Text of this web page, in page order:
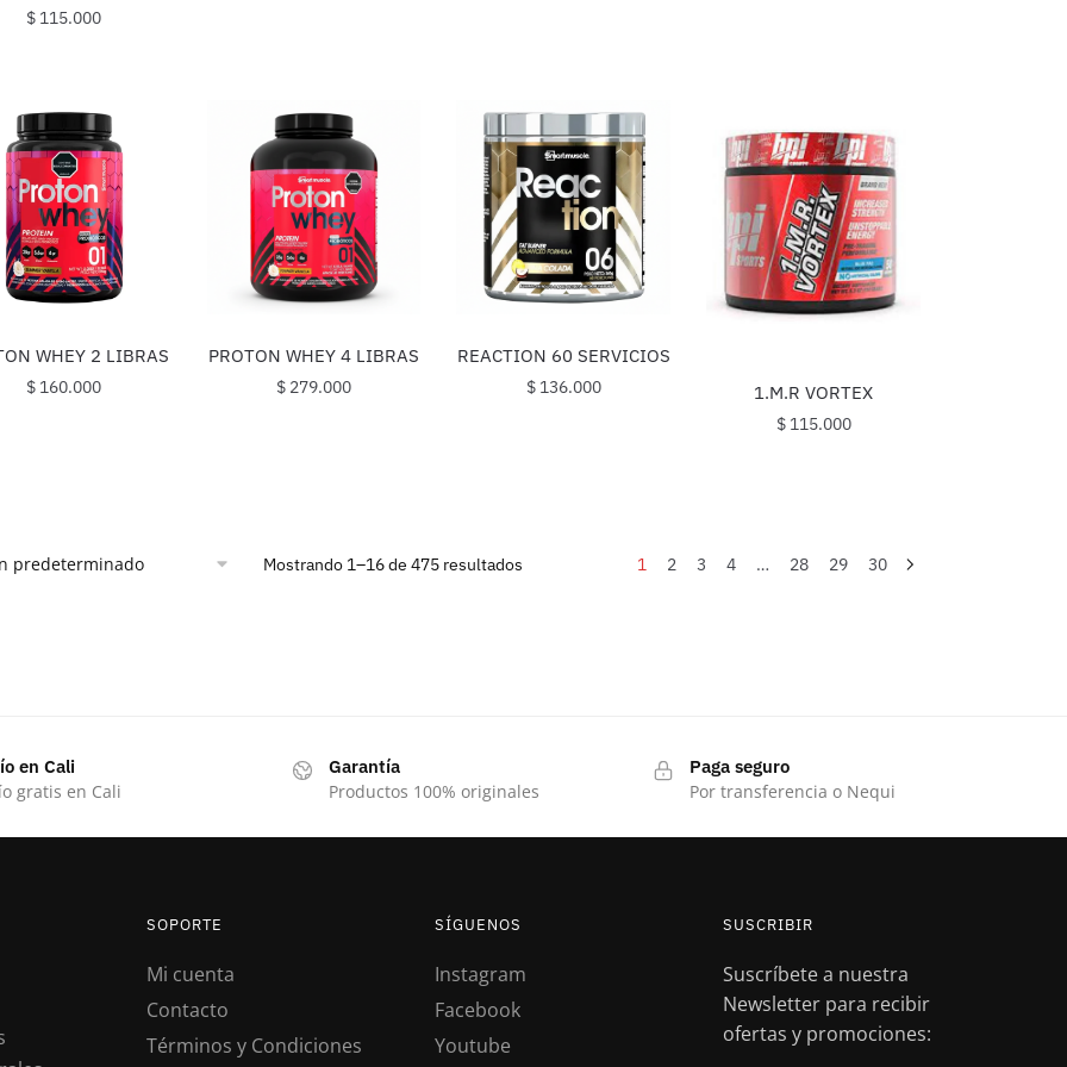
$ 115.000
WHEY 2 LIBRAS
$ 160.000
PROTON WHEY 4 LIBRAS
$ 279.000
REACTION 60 SERVICIOS
$136.000 1.M.R VORTEX
$115.000
Mostrando 1–16 de 475 resultados 1 2 3 4 … 28 29 30
en Cali
gratis en Cali
Garantía
Productos 100% originales
Paga seguro
Por transferencia o Nequi
SOPORTE
Mi cuenta
Contacto
Términos y Condiciones
SÍGUENOS
Instagram
Facebook
Youtube
SUSCRIBIR
Suscríbete a nuestra
Newsletter para recibir
ofertas y promociones: